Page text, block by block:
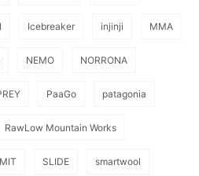
Icebreaker injinji MMA
NEMO NORRONA
PaaGo patagonia
RawLow Mountain Works
SLIDE smartwool